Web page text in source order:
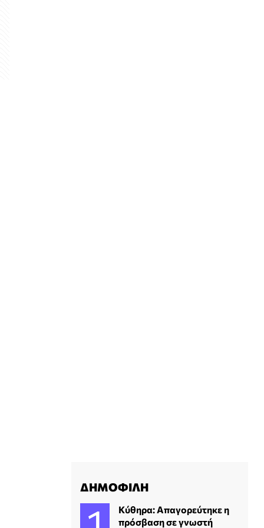
ΔΗΜΟΦΙΛΗ
Κύθηρα: Απαγορεύτηκε η
πρόσβαση σε γνωστή